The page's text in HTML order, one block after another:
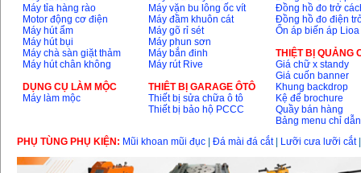
Máy tỉa hàng rào
Motor động cơ điện
Máy hút ẩm
Máy hút bụi
Máy chà sàn giặt thảm
Máy hút chân không
DỤNG CỤ LÀM MỘC
Máy làm mộc
Máy vặn bu lông ốc vít
Máy đầm khuôn cát
Máy gõ rỉ sét
Máy phun sơn
Máy bắn đinh
Máy rút Rive
THIÊT BỊ GARAGE ÔTÔ
Thiết bị sửa chữa ô tô
Thiết bị bảo hộ PCCC
Đồng hồ đo trở
Đồng hồ đo điện
Ổn áp biến áp Lioa
THIỆT BỊ QUẢNG
Giá chữ x standy
Giá cuốn banner
Khung backdrop
Kệ để brochure
Quầy bán hàng
Bảng menu chỉ dẫn
PHỤ TÙNG PHỤ KIỆN: Mũi khoan mũi đục Đá mài đá cắt| Lưỡi cưa lưỡi cắt